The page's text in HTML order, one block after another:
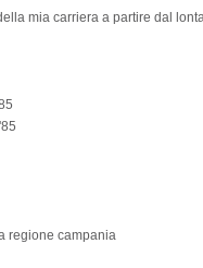
mia carriera a partire dal
regione campania